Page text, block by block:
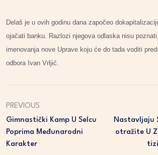
Delaš je u ovih godinu dana započeo
ojačati banku. Razlozi njegova odlaska nisu
imenovanja nove Uprave koju će do tada voditi
odbora Ivan Vrljić.
PREVIOUS
Gimnastički Kamp U Selcu
Poprima Međunarodni
Karakter
Nastavljaju
Otražite U